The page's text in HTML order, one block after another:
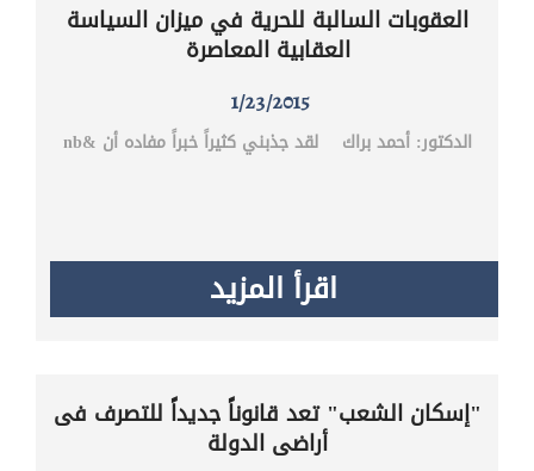
العقوبات السالبة للحرية في ميزان السياسة
العقابية المعاصرة
1/23/2015
الدكتور: أحمد براك لقد جذبني كثيراً خبراً مفاده أن &nb
اقرأ المزيد
"إسكان الشعب" تعد قانوناً جديداً للتصرف فى
أراضى الدولة